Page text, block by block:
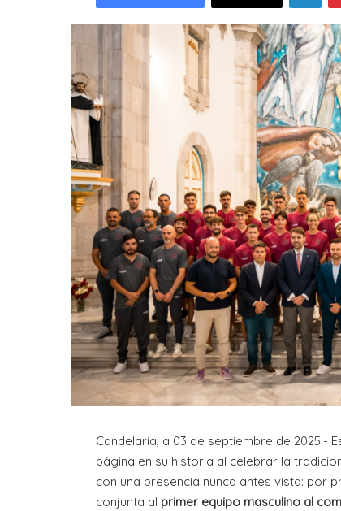
Candelaria, a 03 de septiembre de 2025.-
página en su historia al celebrar la
con una presencia nunca antes vista: por
conjunta al primer equipo masculino al